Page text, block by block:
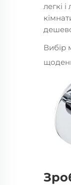
легкі
Вибір